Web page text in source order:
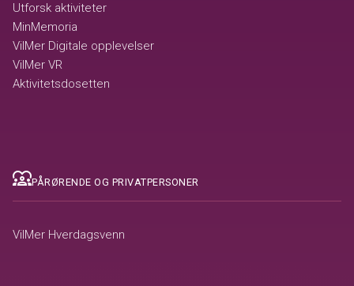
Utforsk aktiviteter
MinMemoria
VilMer Digitale opplevelser
VilMer VR
Aktivitetsdosetten
diversity_1PÅRØRENDE OG PRIVATPERSONER
VilMer Hverdagsvenn